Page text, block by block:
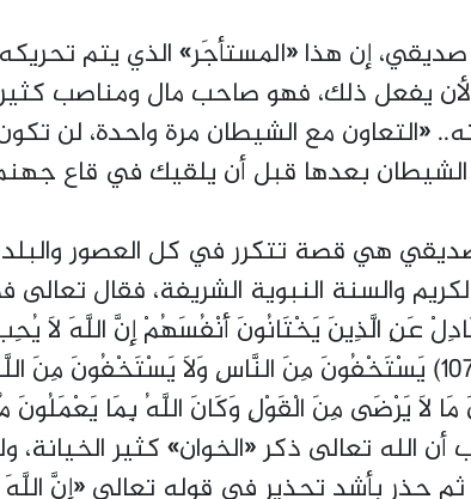
إن هذا «المستأجَر» الذي يتم
يفعل ذلك، فهو صاحب مال ومناصب
«التعاون مع الشيطان مرة واحدة، لن
بعدها قبل أن يلقيك في قاع
هي قصة تتكرر في كل العصور
والسنة النبوية الشريفة، فقال
عَنِ الَّذِينَ يَخْتَانُونَ أَنْفُسَهُمْ إِنَّ اللَّهَ لَا
أَثِيمًا (107) يَسْتَخْفُونَ مِنَ النَّاسِ وَلَا يَسْتَخْفُونَ
الله تعالى ذكر «الخوان» كثير الخيانة،
ثم حذر بأشد تحذير في قوله تعالى «إِنَّ